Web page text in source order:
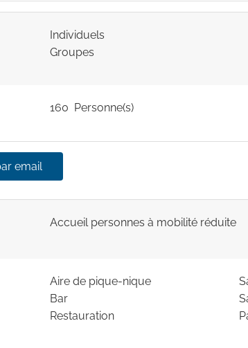
Individuels
Groupes
160 Personne(s)
email
Accueil personnes à mobilité réduite
Aire de pique-nique
Bar
Restauration